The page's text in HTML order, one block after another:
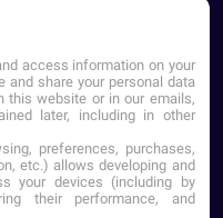
access information on your
and share your personal data
this website or in our emails,
later, including in other
preferences, purchases,
etc.) allows developing and
your devices (including by
their performance, and